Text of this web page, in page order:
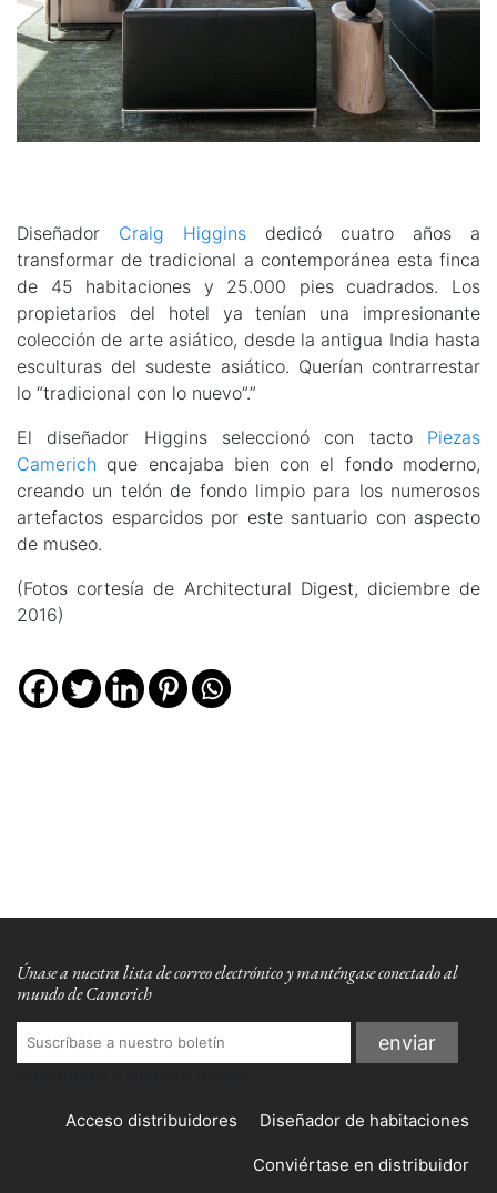
Diseñador Craig Higgins dedicó cuatro años a
transformar de tradicional a contemporánea esta finca
de 45 habitaciones y 25.000 pies cuadrados. Los
propietarios del hotel ya tenían una impresionante
colección de arte asiático, desde la antigua India hasta
esculturas del sudeste asiático. Querían contrarrestar
lo “tradicional con lo nuevo”.”
El diseñador Higgins seleccionó con tacto Piezas
Camerich que encajaba bien con el fondo moderno,
creando un telón de fondo limpio para los numerosos
artefactos esparcidos por este santuario con aspecto
de museo.
(Fotos cortesía de Architectural Digest, diciembre de
2016)
Únase a nuestra lista de correo electrónico y manténgase conectado al
mundo de Camerich
Acceso distribuidores Diseñador de habitaciones
Conviértase en distribuidor